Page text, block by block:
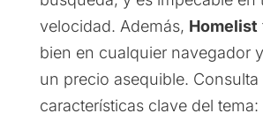
velocidad. Además, Homelist
bien en cualquier navegador
un precio asequible. Consulta
características clave del tema: